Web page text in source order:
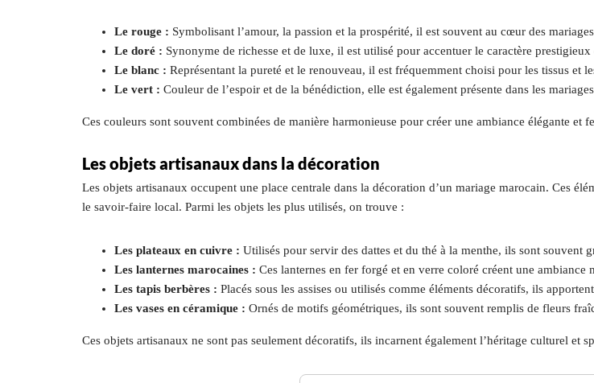
Le rouge : Symbolisant l’amour, la passion et la prospérité, il est souvent au cœur des
Le doré : Synonyme de richesse et de luxe, il est utilisé pour accentuer le caractère prestigieux
Le blanc : Représentant la pureté et le renouveau, il est fréquemment choisi pour les tissus et
Le vert : Couleur de l’espoir et de la bénédiction, elle est également présente dans les
Ces couleurs sont souvent combinées de manière harmonieuse pour créer une ambiance élégante et
Les objets artisanaux dans la décoration
Les objets artisanaux occupent une place centrale dans la décoration d’un mariage marocain. Ces
le savoir-faire local. Parmi les objets les plus utilisés, on trouve :
Les plateaux en cuivre : Utilisés pour servir des dattes et du thé à la menthe, ils sont souvent
Les lanternes marocaines : Ces lanternes en fer forgé et en verre coloré créent une ambiance
Les tapis berbères : Placés sous les assises ou utilisés comme éléments décoratifs, ils
Les vases en céramique : Ornés de motifs géométriques, ils sont souvent remplis de fleurs
Ces objets artisanaux ne sont pas seulement décoratifs, ils incarnent également l’héritage culturel et